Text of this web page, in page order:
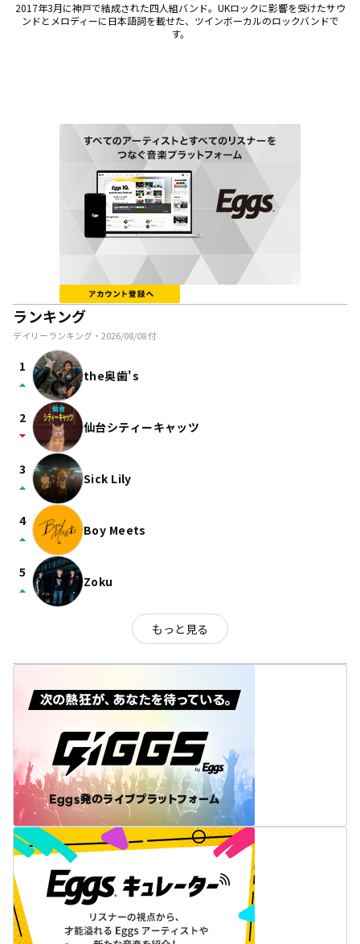
2017年3月に神戸で結成された四人組バンド。UKロックに影響を受けたサウ
ンドとメロディーに日本語詞を載せた、ツインボーカルのロックバンドで
す。
ランキング
デイリーランキング・ 2026/08/08付
1
arrow_drop_up the奥歯's
2
arrow_drop_down 仙台シティーキャッツ
3
arrow_drop_up Sick Lily
4
arrow_drop_up Boy Meets
5
arrow_drop_up Zoku
もっと見る